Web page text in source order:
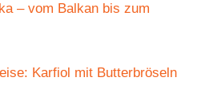
– vom Balkan bis zum
Karfiol mit Butterbröseln